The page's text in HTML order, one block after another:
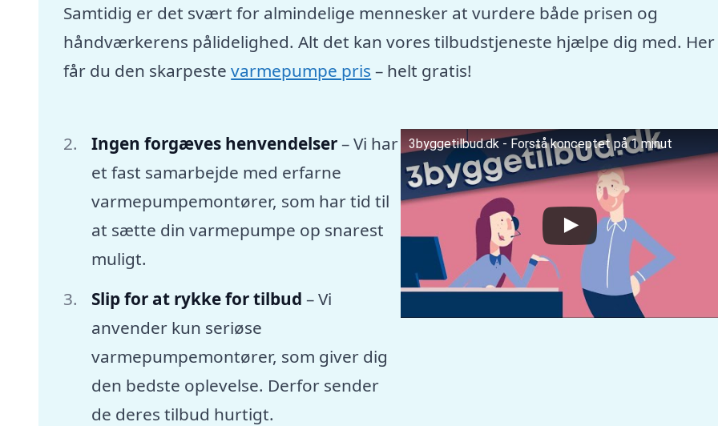
Samtidig er det svært for almindelige mennesker at vurdere både prisen og
håndværkerens pålidelighed. Alt det kan vores tilbudstjeneste hjælpe dig med. Her
får du den skarpestevarmepumpe pris – helt gratis!
Ingen forgæves henvendelser– Vi har
et fast samarbejde med erfarne
varmepumpemontører, som har tid til
at sætte din varmepumpe op snarest
muligt.
Slip for at rykke for tilbud – Vi
anvender kun seriøse
varmepumpemontører, som giver dig
den bedste oplevelse. Derfor sender
de deres tilbud hurtigt.
3byggetilbud.dk - Forstå konceptet på 1 minut